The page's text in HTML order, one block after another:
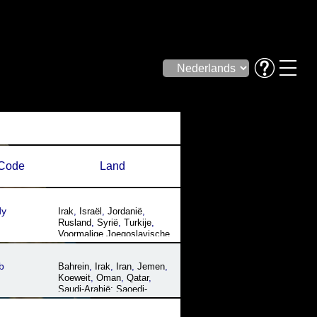
Land
Irak, Israël , Jordanië,
Rusland, Syrië, Turkije,
Voormalige Joegoslavische
Republiek Macedonië
Bahrein, Irak, Iran, Jemen,
Koeweit, Oman, Qatar,
Saudi-Arabië; Saoedi-
Arabië,Verenigde